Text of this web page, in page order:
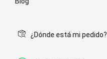
¿Dónde está mi pedido?